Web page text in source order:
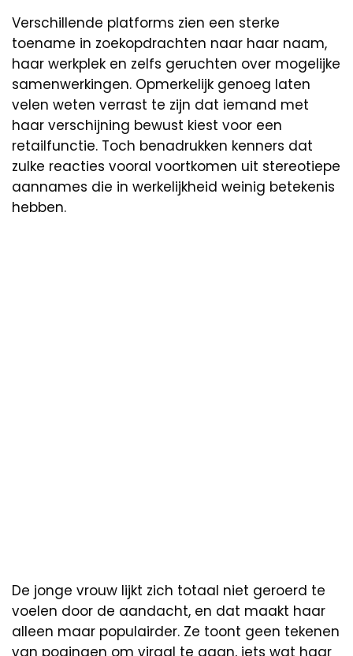
Verschillende platforms zien een sterke
toename in zoekopdrachten naar haar naam,
haar werkplek en zelfs geruchten over mogelijke
samenwerkingen. Opmerkelijk genoeg laten
velen weten verrast te zijn dat iemand met
haar verschijning bewust kiest voor een
retailfunctie. Toch benadrukken kenners dat
zulke reacties vooral voortkomen uit stereotiepe
aannames die in werkelijkheid weinig betekenis
hebben.
De jonge vrouw lijkt zich totaal niet geroerd te
voelen door de aandacht, en dat maakt haar
alleen maar populairder. Ze toont geen tekenen
van pogingen om viraal te gaan, iets wat haar